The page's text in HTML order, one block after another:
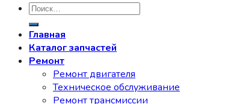
Искать:
Главная
Каталог запчастей
Ремонт
Ремонт двигателя
Техническое обслуживание
Ремонт трансмиссии